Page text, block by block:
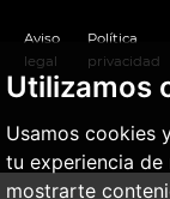
Utilizamos
Usamos cookies
tu experiencia de
mostrarte
Aviso
legal
Política
privacidad